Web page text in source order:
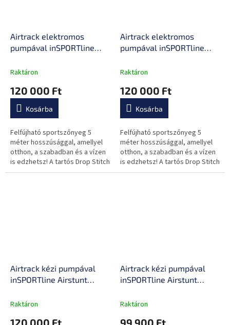
Airtrack elektromos
pumpával inSPORTline
Drop Stitch technológia,
anyag, megerősített
varratok
Raktáron
120 000 Ft
Kosárba
Felfújható sportszőnyeg 5
méter hosszúsággal, amellyel
otthon, a szabadban és a vízen
is edzhetsz! A tartós Drop Stitch
anyagnak köszönhetően
Airtrack elektromos
pumpával inSPORTline
Drop Stitch technológia,
anyag, megerősített
varratok
Raktáron
120 000 Ft
Kosárba
Felfújható sportszőnyeg 5
méter hosszúsággal, amellyel
otthon, a szabadban és a vízen
is edzhetsz! A tartós Drop Stitch
anyagnak köszönhetően
Airtrack kézi pumpával
inSPORTline Airstunt
Stitch technológia,
Raktáron
120 000 Ft
Airtrack kézi pumpával
inSPORTline Airstunt
Stitch technológia,
Raktáron
99 900 Ft